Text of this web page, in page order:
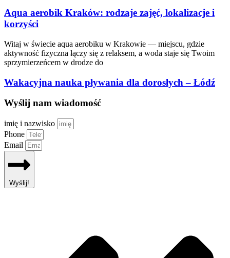
Aqua aerobik Kraków: rodzaje zajęć, lokalizacje i
korzyści
Witaj w świecie aqua aerobiku w Krakowie — miejscu, gdzie
aktywność fizyczna łączy się z relaksem, a woda staje się Twoim
sprzymierzeńcem w drodze do
Wakacyjna nauka pływania dla dorosłych – Łódź
Wyślij nam wiadomość
imię i nazwisko
Phone
Email
Wyślij!